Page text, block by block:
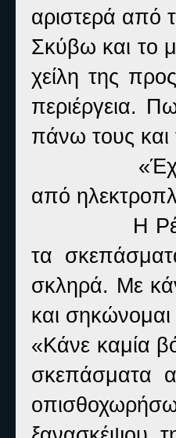
αριστερά από
Σκύβω και το
χείλη της
περιέργεια.
πάνω τους και
από
Η
τα
σκληρά. Με
και
«Κάνε καμία
σκεπάσματα